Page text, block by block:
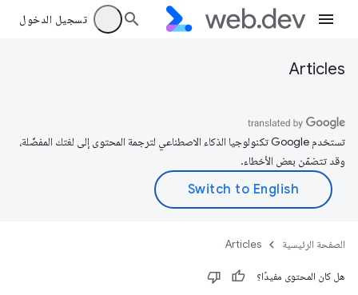
تسجيل الدخول
Articles
تستخدم Google تكنولوجيا الذكاء الاصطناعي لترجمة المحتوى إلى لغتك المفضّلة،
وقد تتضمّن بعض الأخطاء.
الصفحة الرئيسية Articles
هل كان المحتوى مفيدًا؟